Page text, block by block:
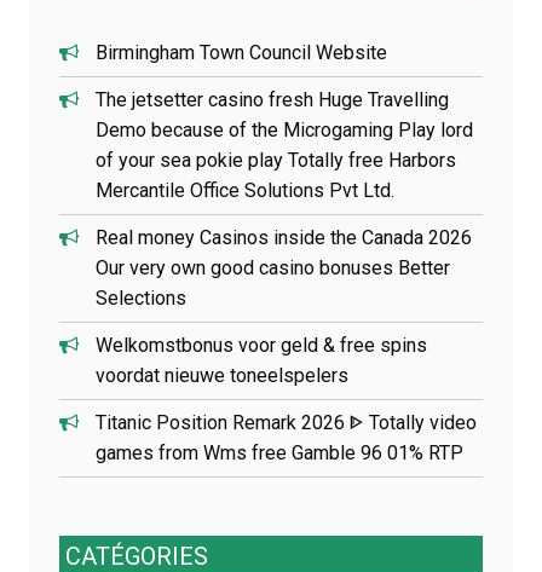
Birmingham Town Council Website
The jetsetter casino fresh Huge Travelling
Demo because of the Microgaming Play lord
of your sea pokie play Totally free Harbors
Mercantile Office Solutions Pvt Ltd.
Real money Casinos inside the Canada 2026
Our very own good casino bonuses Better
Selections
Welkomstbonus voor geld & free spins
voordat nieuwe toneelspelers
Titanic Position Remark 2026 ᐈ Totally video
games from Wms free Gamble 96 01% RTP
CATÉGORIES